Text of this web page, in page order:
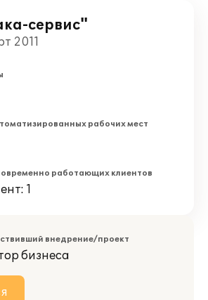
сервис"
2011
рабочих мест
работающих клиентов
1
внедрение/проект
бизнеса